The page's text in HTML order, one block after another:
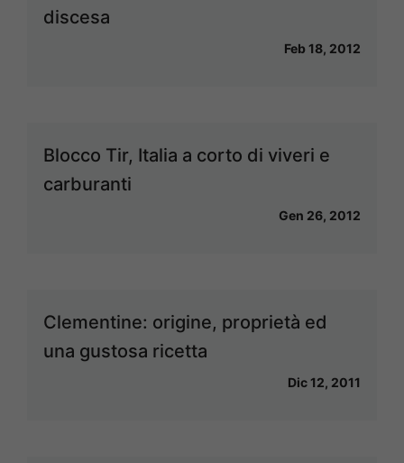
discesa
Feb 18, 2012
Blocco Tir, Italia a corto di viveri e
carburanti
Gen 26, 2012
Clementine: origine, proprietà ed
una gustosa ricetta
Dic 12, 2011